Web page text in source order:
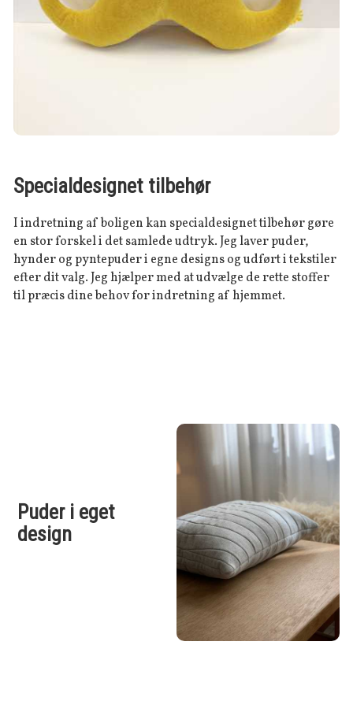
Specialdesignet tilbehør
I indretning af boligen kan specialdesignet tilbehør gøre
en stor forskel i det samlede udtryk. Jeg laver puder,
hynder og pyntepuder i egne designs og udført i tekstiler
efter dit valg. Jeg hjælper med at udvælge de rette stoffer
til præcis dine behov for indretning af hjemmet.
Puder i eget
design